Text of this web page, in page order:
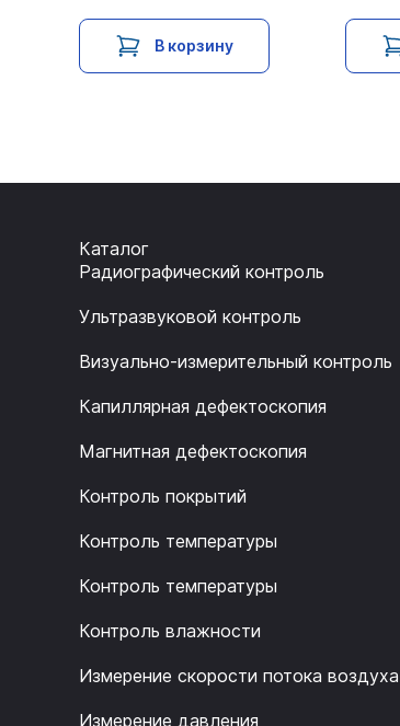
В корзину
Каталог
Радиографический контроль
Ультразвуковой контроль
Визуально-измерительный контроль
Капиллярная дефектоскопия
Магнитная дефектоскопия
Контроль покрытий
Контроль температуры
Контроль температуры
Контроль влажности
Измерение скорости потока воздуха
Измерение давления